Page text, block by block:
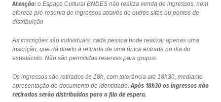
Atenção:o Espaço Cultural BNDES não realiza venda de ingressos, nem
oferece pré-reserva de ingressos através de outros sites ou pontos de
distribuição
As inscrições são individuais: cada pessoa pode realizar apenas uma
inscrição, que dá direito à retirada de uma única entrada no dia do
espetáculo. Não são permitidas reservas para grupos.
Os ingressos são retirados às 18h, com tolerância até 18h30, mediante
apresentação do documento de identidade.Após 18h30 os ingressos não
retirados serão distribuídos para a fila de espera.